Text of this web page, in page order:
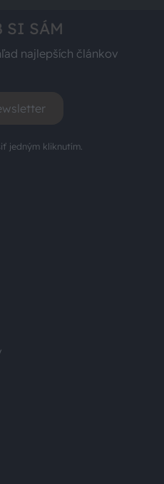
SI SÁM
najlepších článkov
jedným kliknutím.